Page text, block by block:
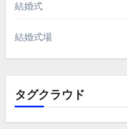
結婚式
結婚式場
タグクラウド